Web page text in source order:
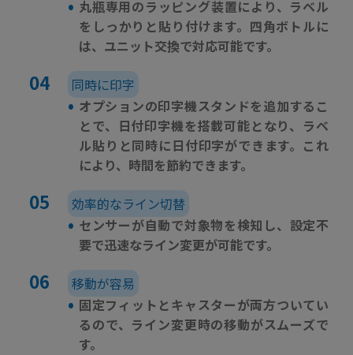
丸瓶専用のラッピング装置により、ラベル
をしっかりと貼り付けます。四角ボトルに
は、ユニット交換で対応可能です。
同時に印字
• オプションの印字機スタンドを追加するこ
とで、日付印字機を搭載可能となり、ラベ
ル貼りと同時に日付印字ができます。これ
により、時間を節約できます。
効率的なライン切替
• センサーが自動で対象物を検知し、設定不
要で迅速なライン変更が可能です。
移動が容易
• 固定フィットとキャスターが両方ついてい
るので、ライン変更時の移動がスムーズで
す。